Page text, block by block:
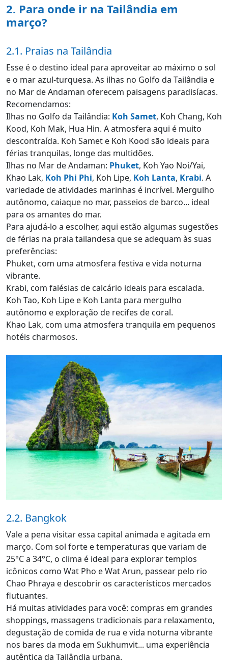
2. Para onde ir na Tailândia em
março?
2.1. Praias na Tailândia
Esse é o destino ideal para aproveitar ao máximo o sol
e o mar azul-turquesa. As ilhas no Golfo da Tailândia e
no Mar de Andaman oferecem paisagens paradisíacas.
Recomendamos:
Ilhas no Golfo da Tailândia: Koh Samet, Koh Chang, Koh
Kood, Koh Mak, Hua Hin. A atmosfera aqui é muito
descontraída. Koh Samet e Koh Kood são ideais para
férias tranquilas, longe das multidões.
Ilhas no Mar de Andaman: Phuket, Koh Yao Noi/Yai,
Khao Lak, Koh Phi Phi, Koh Lipe, Koh Lanta, Krabi. A
variedade de atividades marinhas é incrível. Mergulho
autônomo, caiaque no mar, passeios de barco... ideal
para os amantes do mar.
Para ajudá-lo a escolher, aqui estão algumas sugestões
de férias na praia tailandesa que se adequam às suas
preferências:
Phuket, com uma atmosfera festiva e vida noturna
vibrante.
Krabi, com falésias de calcário ideais para escalada.
Koh Tao, Koh Lipe e Koh Lanta para mergulho
autônomo e exploração de recifes de coral.
Khao Lak, com uma atmosfera tranquila em pequenos
hotéis charmosos.
2.2. Bangkok
Vale a pena visitar essa capital animada e agitada em
março. Com sol forte e temperaturas que variam de
25°C a 34°C, o clima é ideal para explorar templos
icônicos como Wat Pho e Wat Arun, passear pelo rio
Chao Phraya e descobrir os característicos mercados
flutuantes.
Há muitas atividades para você: compras em grandes
shoppings, massagens tradicionais para relaxamento,
degustação de comida de rua e vida noturna vibrante
nos bares da moda em Sukhumvit... uma experiência
autêntica da Tailândia urbana.